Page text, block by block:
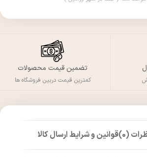
تضمین قیمت محصولات
کمترین قیمت دربین فروشگاه ها
(0) قوانین و شرایط ارسال کالا